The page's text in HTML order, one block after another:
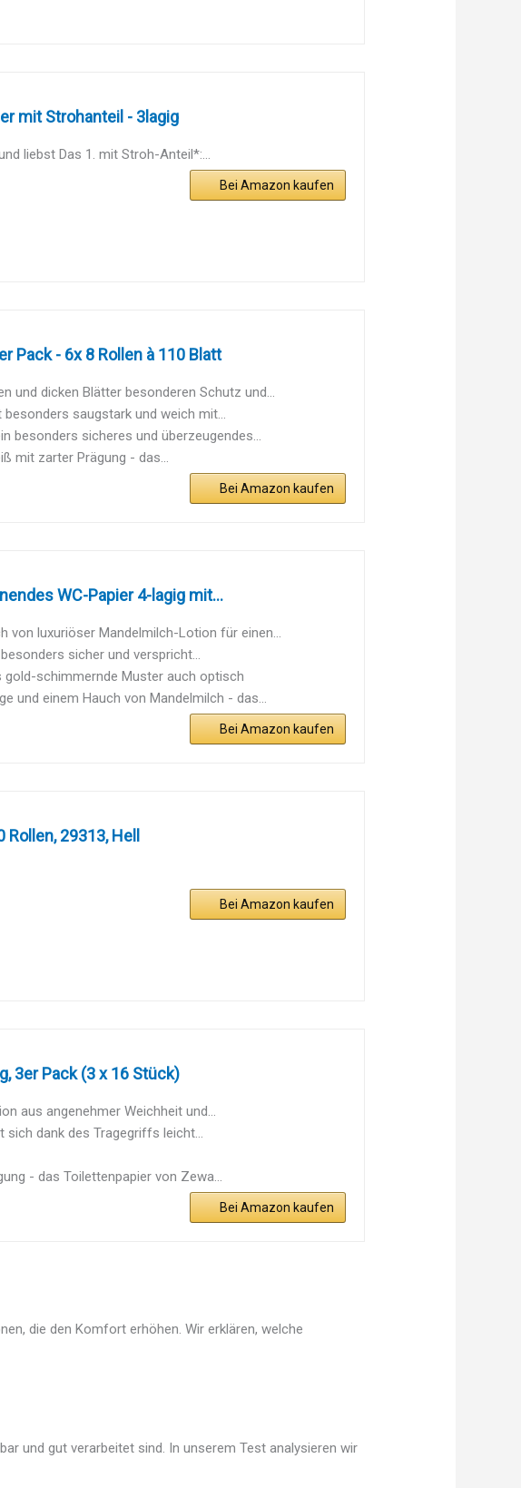
mit Strohanteil - 3lagig
liebst Das 1. mit Stroh-Anteil*:...
Bei Amazon kaufen
Pack - 6x 8 Rollen à 110 Blatt
und dicken Blätter besonderen Schutz und...
saugstark und weich mit...
besonders sicheres und überzeugendes...
mit zarter Prägung - das...
Bei Amazon kaufen
WC-Papier 4-lagig mit...
von luxuriöser Mandelmilch-Lotion für einen...
sicher und verspricht...
gold-schimmernde Muster auch optisch
und einem Hauch von Mandelmilch - das...
Bei Amazon kaufen
29313, Hell
Bei Amazon kaufen
3er Pack (3 x 16 Stück)
aus angenehmer Weichheit und...
sich dank des Tragegriffs leicht...
- das Toilettenpapier von Zewa...
Bei Amazon kaufen
die den Komfort erhöhen. Wir erklären, welche
und gut verarbeitet sind. In unserem Test analysieren wir